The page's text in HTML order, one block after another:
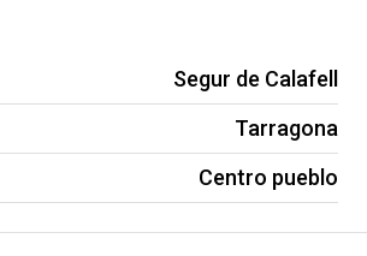
Segur de Calafell
Tarragona
Centro pueblo